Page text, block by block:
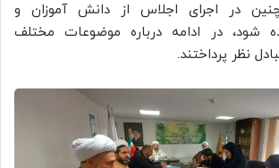
در اجرای اجلاس از دانش آموزان و
شود، در ادامه درباره موضوعات مختلف
نظر پرداختند.